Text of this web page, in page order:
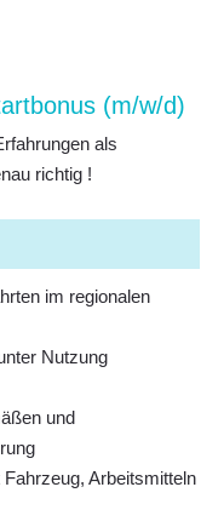
(m/w/d)
als
richtig !
im regionalen
Nutzung
und
Arbeitsmitteln